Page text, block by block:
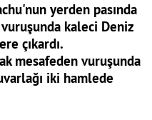
yerden pasında
kaleci Deniz
çıkardı.
mesafeden vuruşunda
iki hamlede